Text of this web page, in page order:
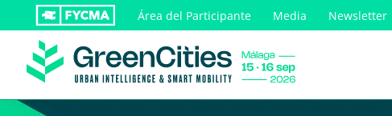
al
contenido
Área del Participante Media Newsletter